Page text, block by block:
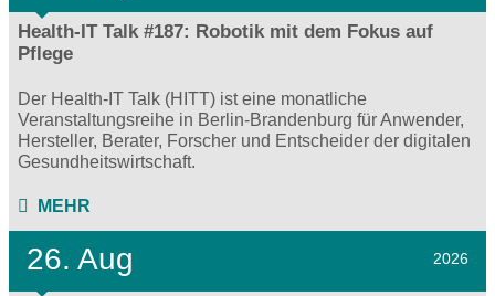
Health-IT Talk #187: Robotik mit dem Fokus auf
Pflege
Der Health-IT Talk (HITT) ist eine monatliche
Veranstaltungsreihe in Berlin-Brandenburg für Anwender,
Hersteller, Berater, Forscher und Entscheider der digitalen
Gesundheitswirtschaft.
MEHR
26. Aug 2026